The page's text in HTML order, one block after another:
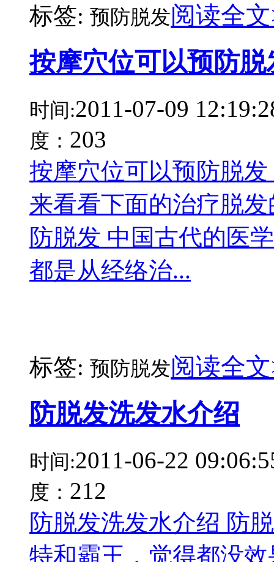
标签: 预防脱发阅读全
按摩穴位可以预防脱
时间:2011-07-09
度： 203
按摩穴位可以预防脱
来看看下面的治疗脱
防脱发 中国古代的医
都是从经络治...
标签: 预防脱发阅读全
防脱发洗发水介绍
时间:2011-06-22
度： 212
防脱发洗发水介绍 防
特和霸王，觉得都没